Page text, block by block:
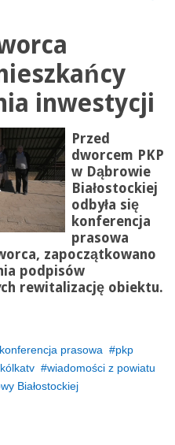
inwestycji
Przed
dworcem PKP
w Dąbrowie
Białostockiej
odbyła się
konferencja
prasowa
zapoczątkowano
podpisów
rewitalizację obiektu.
prasowa
pkp
wiadomości z powiatu
Białostockiej